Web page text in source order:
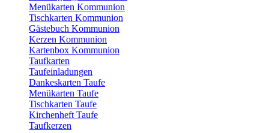
Menükarten Kommunion
Tischkarten Kommunion
Gästebuch Kommunion
Kerzen Kommunion
Kartenbox Kommunion
Taufkarten
Taufeinladungen
Dankeskarten Taufe
Menükarten Taufe
Tischkarten Taufe
Kirchenheft Taufe
Taufkerzen